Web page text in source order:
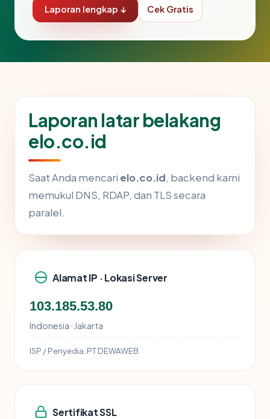
Laporan lengkap ↓ Cek Gratis
Laporan latar belakang
elo.co.id
Saat Anda mencari elo.co.id, backend kami
memukul DNS, RDAP, dan TLS secara
paralel.
Alamat IP · Lokasi Server
103.185.53.80
Indonesia · Jakarta
ISP / Penyedia: PT DEWAWEB
Sertifikat SSL